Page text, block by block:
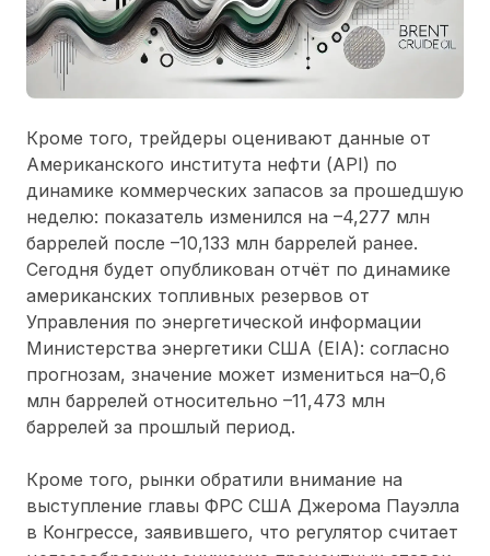
Кроме того, трейдеры оценивают данные от
Американского института нефти (API) по
динамике коммерческих запасов за прошедшую
неделю: показатель изменился на –4,277 млн
баррелей после –10,133 млн баррелей ранее.
Сегодня будет опубликован отчёт по динамике
американских топливных резервов от
Управления по энергетической информации
Министерства энергетики США (EIA): согласно
прогнозам, значение может измениться на–0,6
млн баррелей относительно –11,473 млн
баррелей за прошлый период.
Кроме того, рынки обратили внимание на
выступление главы ФРС США Джерома Пауэлла
в Конгрессе, заявившего, что регулятор считает